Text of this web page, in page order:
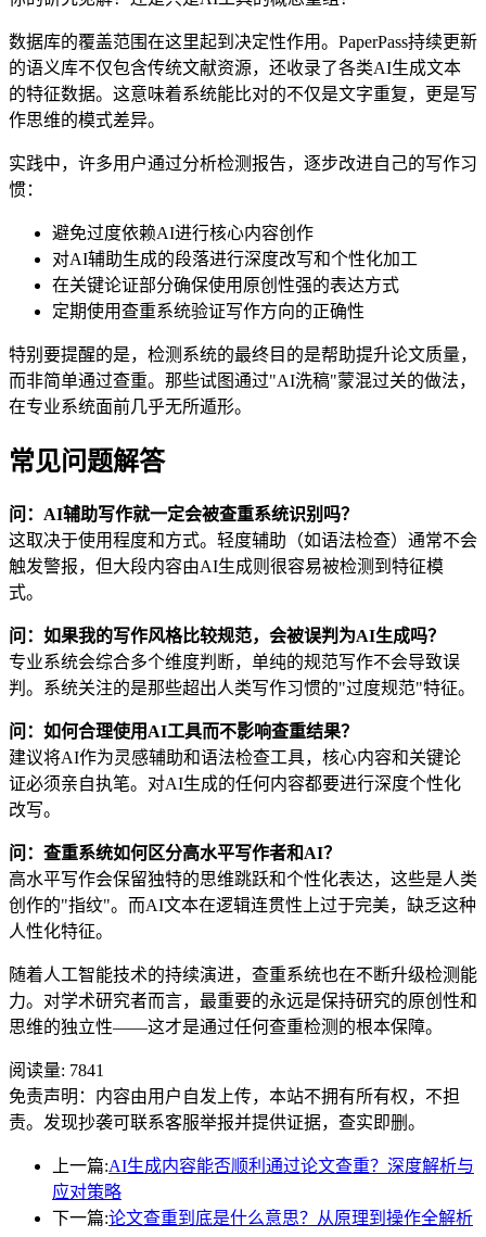
数据库的覆盖范围在这里起到决定性作用。PaperPass持续更新
的语义库不仅包含传统文献资源，还收录了各类AI生成文本
的特征数据。这意味着系统能比对的不仅是文字重复，更是写
作思维的模式差异。
实践中，许多用户通过分析检测报告，逐步改进自己的写作习
惯：
避免过度依赖AI进行核心内容创作
对AI辅助生成的段落进行深度改写和个性化加工
在关键论证部分确保使用原创性强的表达方式
定期使用查重系统验证写作方向的正确性
特别要提醒的是，检测系统的最终目的是帮助提升论文质量，
而非简单通过查重。那些试图通过"AI洗稿"蒙混过关的做法，
在专业系统面前几乎无所遁形。
常见问题解答
问：AI辅助写作就一定会被查重系统识别吗？
这取决于使用程度和方式。轻度辅助（如语法检查）通常不会
触发警报，但大段内容由AI生成则很容易被检测到特征模
式。
问：如果我的写作风格比较规范，会被误判为AI生成吗？
专业系统会综合多个维度判断，单纯的规范写作不会导致误
判。系统关注的是那些超出人类写作习惯的"过度规范"特征。
问：如何合理使用AI工具而不影响查重结果？
建议将AI作为灵感辅助和语法检查工具，核心内容和关键论
证必须亲自执笔。对AI生成的任何内容都要进行深度个性化
改写。
问：查重系统如何区分高水平写作者和AI？
高水平写作会保留独特的思维跳跃和个性化表达，这些是人类
创作的"指纹"。而AI文本在逻辑连贯性上过于完美，缺乏这种
人性化特征。
随着人工智能技术的持续演进，查重系统也在不断升级检测能
力。对学术研究者而言，最重要的永远是保持研究的原创性和
思维的独立性——这才是通过任何查重检测的根本保障。
阅读量: 7841
免责声明：内容由用户自发上传，本站不拥有所有权，不担
责。发现抄袭可联系客服举报并提供证据，查实即删。
上一篇:AI生成内容能否顺利通过论文查重？深度解析与
应对策略
下一篇:论文查重到底是什么意思？从原理到操作全解析